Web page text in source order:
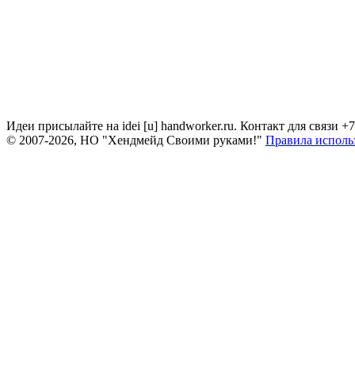
Идеи присылайте на idei [u] handworker.ru. Контакт для связи
© 2007-2026, НО "Хендмейд Своими руками!" Правила